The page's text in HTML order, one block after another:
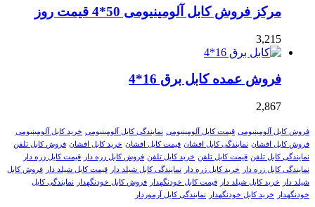
مرکز فروش کابل آلومینیومی 50*4 قیمت روز
3,215
فروش عمده کابل برق 16*4
2,867
فروش کابل آلومینیومی قیمت کابل آلومینیومی نمایندگی کابل آلومینیومی خرید کابل آلومینیومی
فروش کابل افشان نمایندگی کابل افشان قیمت کابل افشان خرید کابل افشان فروش کابل تلفن
نمایندگی کابل تلفن قیمت کابل تلفن خرید کابل تلفن فروش کابل زره دار
قیمت کابل زره دار
نمایندگی کابل زره دار
خرید کابل زره دار نمایندگی کابل شیلد دار قیمت کابل شیلد دار
فروش کابل
شیلد دار
خرید کابل شیلد دار قیمت کابل خودنگهدار فروش کابل خودنگهدار
نمایندگی کابل
خودنگهدار
خرید کابل خودنگهدار نمایندگی کابل آرموردار